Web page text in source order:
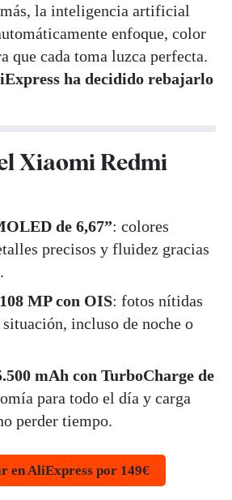
la inteligencia artificial
enfoque, color
que cada toma luzca perfecta.
ha decidido rebajarlo
Xiaomi Redmi
de 6,67”: colores
precisos y fluidez gracias
MP con OIS: fotos nítidas
incluso de noche o
mAh con TurboCharge de
para todo el día y carga
perder tiempo.
en AliExpress por 149€